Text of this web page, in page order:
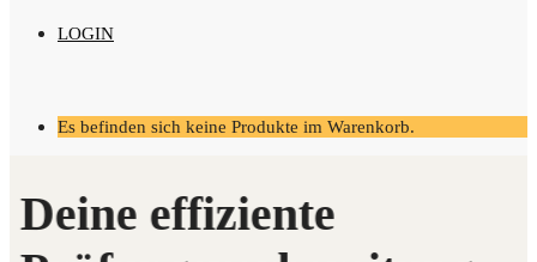
LOGIN
Es befinden sich keine Produkte im Warenkorb.